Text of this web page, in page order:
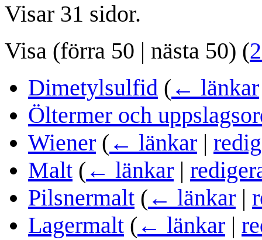
Visar 31 sidor.
Visa (förra 50 | nästa 50) (
Dimetylsulfid ( ← länkar
Öltermer och
Wiener ( ← länkar |
Malt ( ← länkar |
Pilsnermalt ( ← länkar |
Lagermalt ( ← länkar |